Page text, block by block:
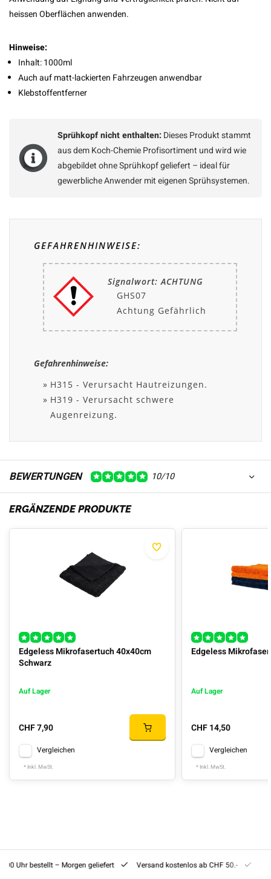
heissen Oberflächen anwenden.
Hinweise:
Inhalt: 1000ml
Auch auf matt-lackierten Fahrzeugen anwendbar
Klebstoffentferner
Sprühkopf nicht enthalten: Dieses Produkt stammt
aus dem Koch-Chemie Profisortiment und wird wie
abgebildet ohne Sprühkopf geliefert – ideal für
gewerbliche Anwender mit eigenen Sprühsystemen.
GEFAHRENHINWEISE:
Signalwort: ACHTUNG
GHS07
Achtung Gefährlich
Gefahrenhinweise:
H315 - Verursacht Hautreizungen.
H319 - Verursacht schwere
Augenreizung.
BEWERTUNGEN 10/10
ERGÄNZENDE PRODUKTE
Edgeless Mikrofasertuch 40x40cm
Schwarz
Auf Lager
CHF 7,90
Vergleichen
* Inkl. MwSt.
Edgeless
Auf Lager
CHF 14,50
Vergleichen
* Inkl. MwSt.
Uhr bestellt – Morgen geliefert Versand kostenlos ab CHF 50.-